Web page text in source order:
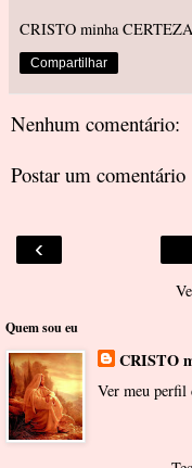
CRISTO minha CERTEZA
Compartilhar
Nenhum comentário:
Postar um comentário
‹
Quem sou eu
CRISTO
Ver meu perfil